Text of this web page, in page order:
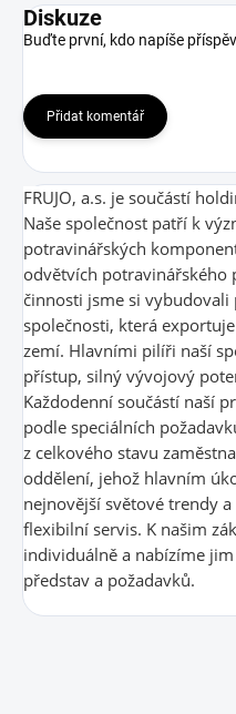
Diskuze
Buďte první, kdo napíše
Přidat komentář
FRUJO, a.s. je součástí
Naše společnost patří k
potravinářských
odvětvích potravinářského
činnosti jsme si
společnosti, která
zemí. Hlavními pilíři naší
přístup, silný vývojový
Každodenní součástí naší
podle speciálních
z celkového stavu
oddělení, jehož hlavním
nejnovější světové trendy
flexibilní servis. K našim
individuálně a nabízíme
představ a požadavků.